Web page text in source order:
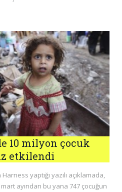
10 milyon çocuk
etkilendi
yaptığı yazılı açıklamada,
ayından bu yana 747 çocuğun